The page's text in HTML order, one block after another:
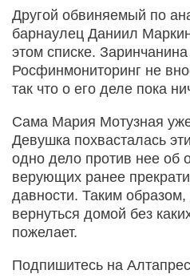
Другой обвиняемый по
барнаулец Даниил
этом списке.
Росфинмониторинг не
так что о его деле пока
Сама Мария Мотузная
Девушка похвасталась
одно дело против нее об
верующих ранее
давности. Таким
вернуться домой без
пожелает.
Подпишитесь на